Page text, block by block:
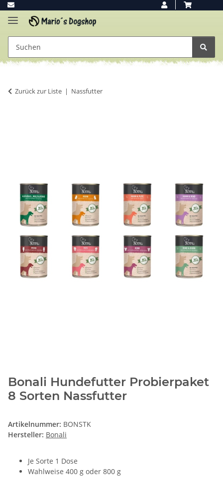
Zurück zur Liste Nassfutter
Bonali Hundefutter Probierpaket
8 Sorten Nassfutter
Artikelnummer: BONSTK
Hersteller: Bonali
Je Sorte 1 Dose
Wahlweise 400 g oder 800 g